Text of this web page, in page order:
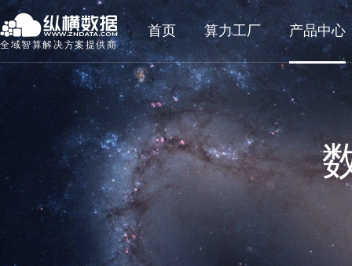
全域智算解决方案提供商
首页 算力工厂 产品中心